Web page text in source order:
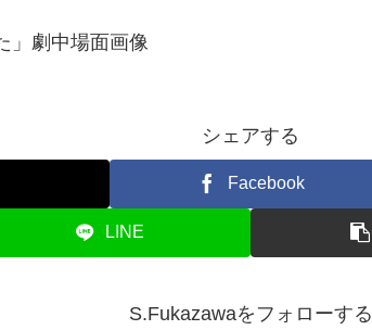
」劇中場面画像
シェアする
Facebook
LINE
S.Fukazawaをフォローする